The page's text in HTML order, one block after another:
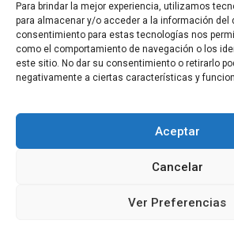
Para brindar la mejor experiencia, utilizamos
para almacenar y/o acceder a la información del
consentimiento para estas tecnologías nos
como el comportamiento de navegación o los
este sitio. No dar su consentimiento o retirarlo
negativamente a ciertas características y
Aceptar
Cancelar
Ver Preferencias